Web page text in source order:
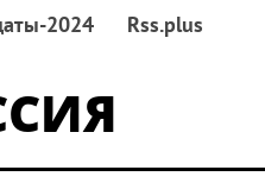
2024 Rss.plus